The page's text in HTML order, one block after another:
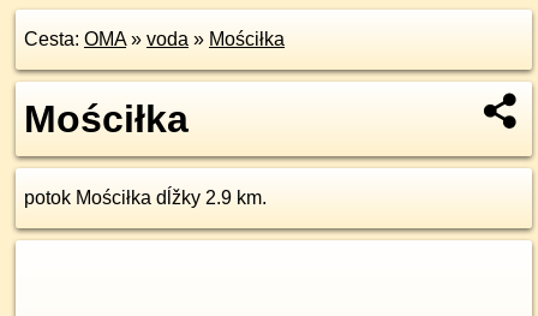
Cesta: OMA» voda » Mościłka
Mościłka
potok Mościłka dĺžky 2.9 km.